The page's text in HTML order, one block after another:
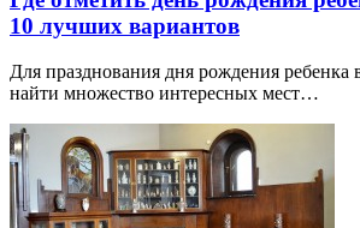
10 лучших вариантов
Для празднования дня рождения
найти множество интересных мест…